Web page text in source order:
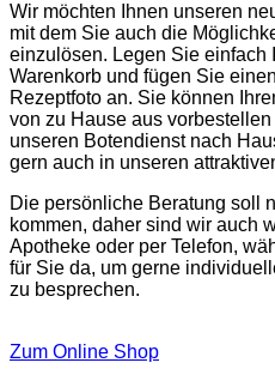
Wir möchten Ihnen unseren
mit dem Sie auch die
einzulösen. Legen Sie einfach
Warenkorb und fügen Sie
Rezeptfoto an. Sie können
von zu Hause aus
unseren Botendienst nach
gern auch in unseren
Die persönliche Beratung soll
kommen, daher sind wir auch
Apotheke oder per Telefon,
für Sie da, um gerne
zu besprechen.
Zum Online Shop